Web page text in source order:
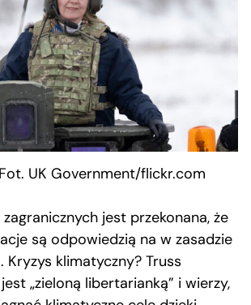
UK Government/flickr.com
jest przekonana, że
są odpowiedzią na w zasadzie
Kryzys klimatyczny? Truss
„zieloną libertarianką” i wierzy,